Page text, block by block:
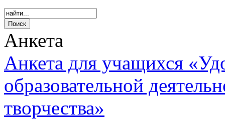
Анкета
Анкета для учащихся
образовательной
творчества»